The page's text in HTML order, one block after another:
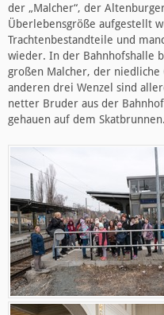
der „Malcher“, der
Überlebensgröße aufgestellt
Trachtenbestandteile und
wieder. In der Bahnhofshalle
großen Malcher, der niedliche
anderen drei Wenzel sind
netter Bruder aus der
gehauen auf dem Skatbrunnen.